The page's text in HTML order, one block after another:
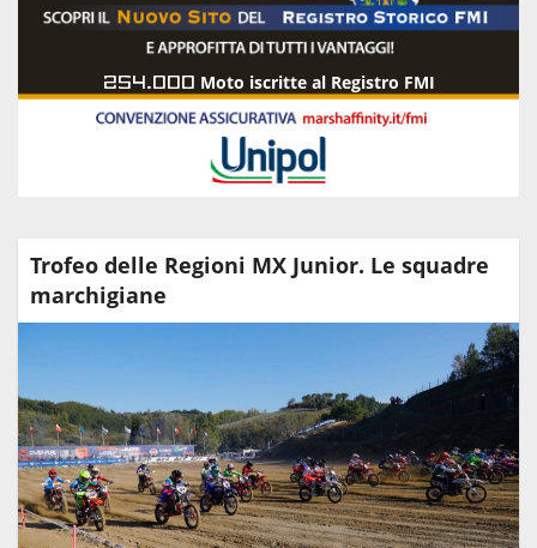
254.000 Moto iscritte al Registro FMI
Trofeo delle Regioni MX Junior. Le squadre
marchigiane